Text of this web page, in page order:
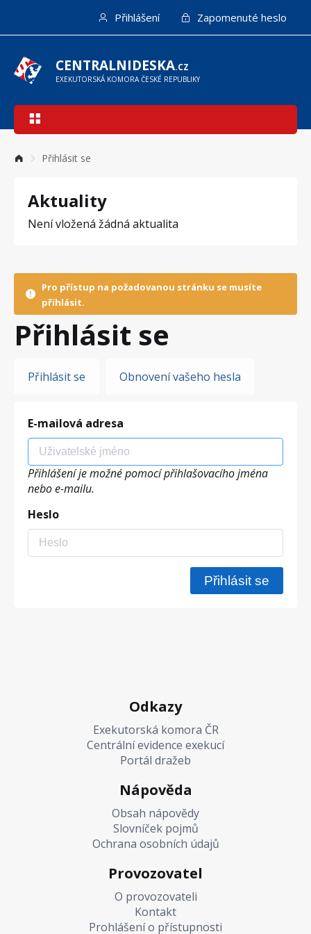
hlavnímu
obsahu
Přihlášení Zapomenuté heslo
CENTRALNIDESKA.CZ
EXEKUTORSKÁ KOMORA ČESKÉ REPUBLIKY
Hlavní
Přihlásit se
Aktuality
Není vložená žádná aktualita
Pro přístup na požadovanou stránku se musíte
přihlásit.
Přihlásit se
Hlavní
Přihlásit se Obnovení vašeho hesla
E-mailová adresa
Přihlášení je možné pomocí přihlašovacího jména
nebo e-mailu.
Heslo
Odkazy
Exekutorská komora ČR
Centrální evidence exekucí
Portál dražeb
Nápověda
Obsah nápovědy
Slovníček pojmů
Ochrana osobních údajů
Provozovatel
O provozovateli
Kontakt
Prohlášení o přístupnosti